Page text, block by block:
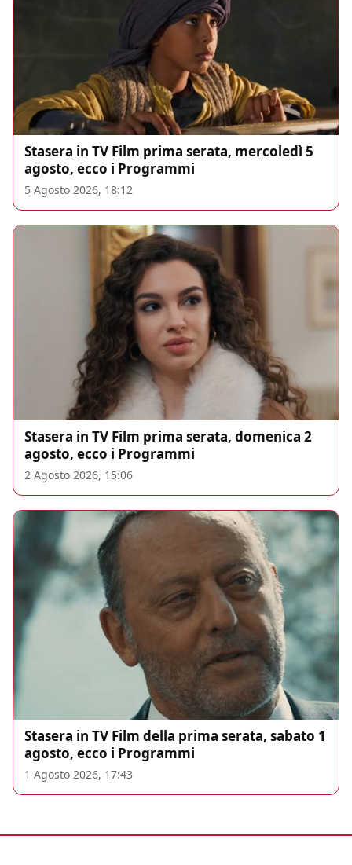
Stasera in TV Film prima serata, mercoledì 5
agosto, ecco i Programmi
5 Agosto 2026, 18:12
Stasera in TV Film prima serata, domenica 2
agosto, ecco i Programmi
2 Agosto 2026, 15:06
Stasera in TV Film della prima serata, sabato 1
agosto, ecco i Programmi
1 Agosto 2026, 17:43